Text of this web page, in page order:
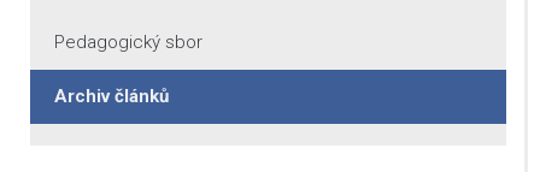
Pedagogický sbor
Archiv článků